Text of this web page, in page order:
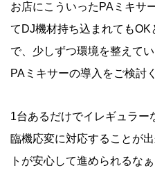
お店にこういったPAミキサ
てDJ機材持ち込まれても
で、少しずつ環境を整えて
PAミキサーの導入をご検討
1台あるだけでイレギュラー
臨機応変に対応することが
トが安心して進められるな